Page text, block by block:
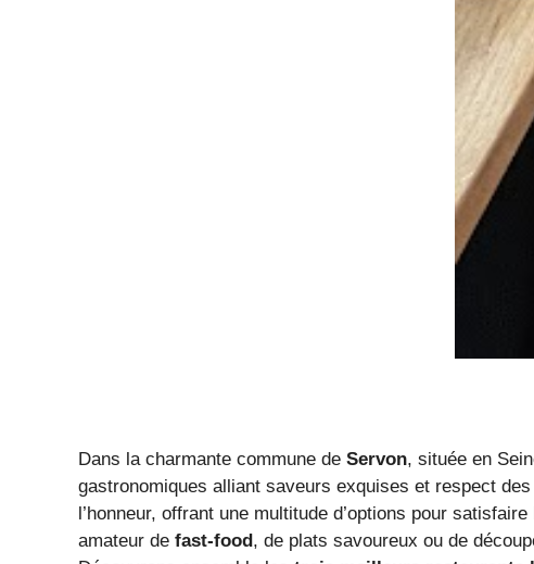
Dans la charmante commune de Servon, située en
gastronomiques alliant saveurs exquises et respect
l’honneur, offrant une multitude d’options pour
amateur de fast-food, de plats savoureux ou de